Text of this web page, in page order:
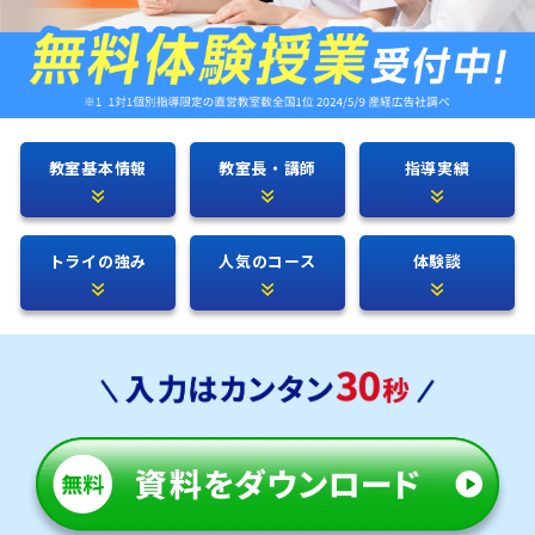
教室基本情報 教室長・講師 指導実績
トライの強み 人気のコース 体験談